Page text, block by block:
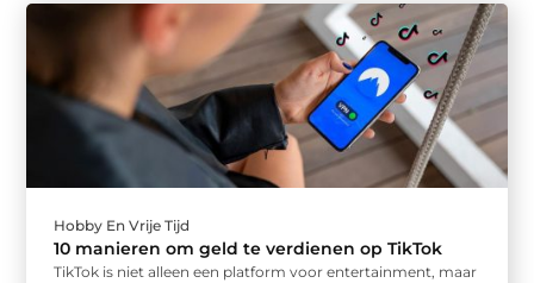
Hobby En Vrije Tijd
10 manieren om geld te verdienen op TikTok
TikTok is niet alleen een platform voor entertainment, maar